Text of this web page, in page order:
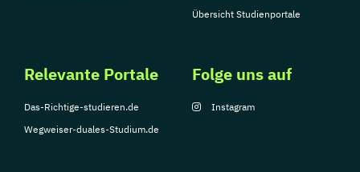
Übersicht Studienportale
Relevante Portale
Das-Richtige-studieren.de
Wegweiser-duales-Studium.de
Folge uns auf
Instagram